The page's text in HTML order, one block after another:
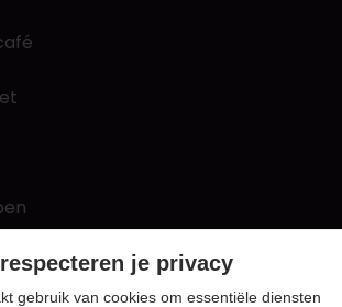
je privacy
gebruik van cookies om essentiële diensten